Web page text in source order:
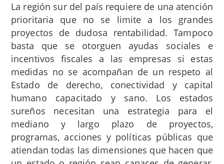
La región sur del país requiere de una atención
prioritaria que no se limite a los grandes
proyectos de dudosa rentabilidad. Tampoco
basta que se otorguen ayudas sociales e
incentivos fiscales a las empresas si estas
medidas no se acompañan de un respeto al
Estado de derecho, conectividad y capital
humano capacitado y sano. Los estados
sureños necesitan una estrategia para el
mediano y largo plazo de proyectos,
programas, acciones y políticas públicas que
atiendan todas las dimensiones que hacen que